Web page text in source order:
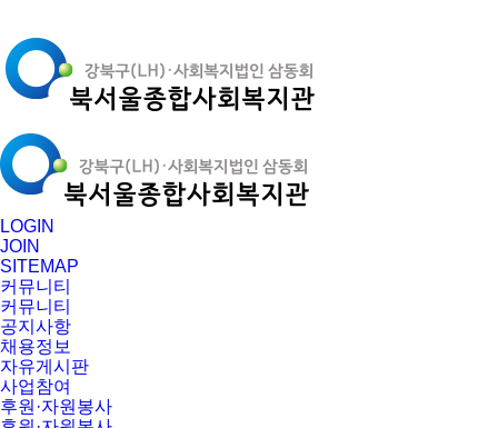
LOGIN
JOIN
SITEMAP
커뮤니티
커뮤니티
공지사항
채용정보
자유게시판
사업참여
후원·자원봉사